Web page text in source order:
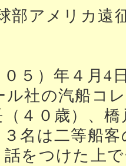
部アメリカ遠
５）年４月4
ル社の汽船コ
４０歳）、
名は二等船
をつけた上